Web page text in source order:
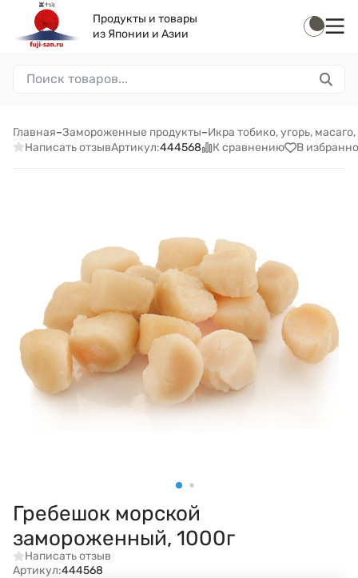
Продукты и товары
из Японии и Азии
Главная–Замороженные продукты–Икра тобико, угорь,
Написать отзывАртикул:444568 К сравнению В
Гребешок морской
замороженный, 1000г
Написать отзыв
Артикул:444568